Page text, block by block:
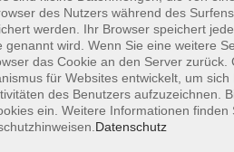
des Nutzers während des
werden. Ihr Browser speichert
genannt wird. Wenn Sie eine weitere
das Cookie an den Server
für Websites entwickelt, um
des Benutzers aufzuzeichnen.
ein. Weitere Informationen finden
Datenschutz